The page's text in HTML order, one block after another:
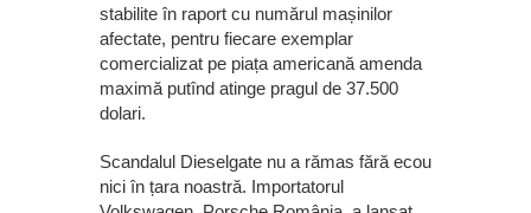
stabilite în raport cu numărul mașinilor
afectate, pentru fiecare exemplar
comercializat pe piața americană amenda
maximă putînd atinge pragul de 37.500
dolari.
Scandalul Dieselgate nu a rămas fără ecou
nici în țara noastră. Importatorul